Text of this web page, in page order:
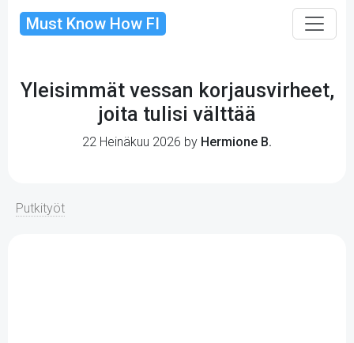
Must Know How FI
Yleisimmät vessan korjausvirheet,
joita tulisi välttää
22 Heinäkuu 2026 by Hermione B.
Putkityöt